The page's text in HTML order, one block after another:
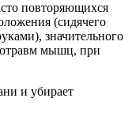
повторяющихся
(сидячего
значительного
мышц, при
и убирает